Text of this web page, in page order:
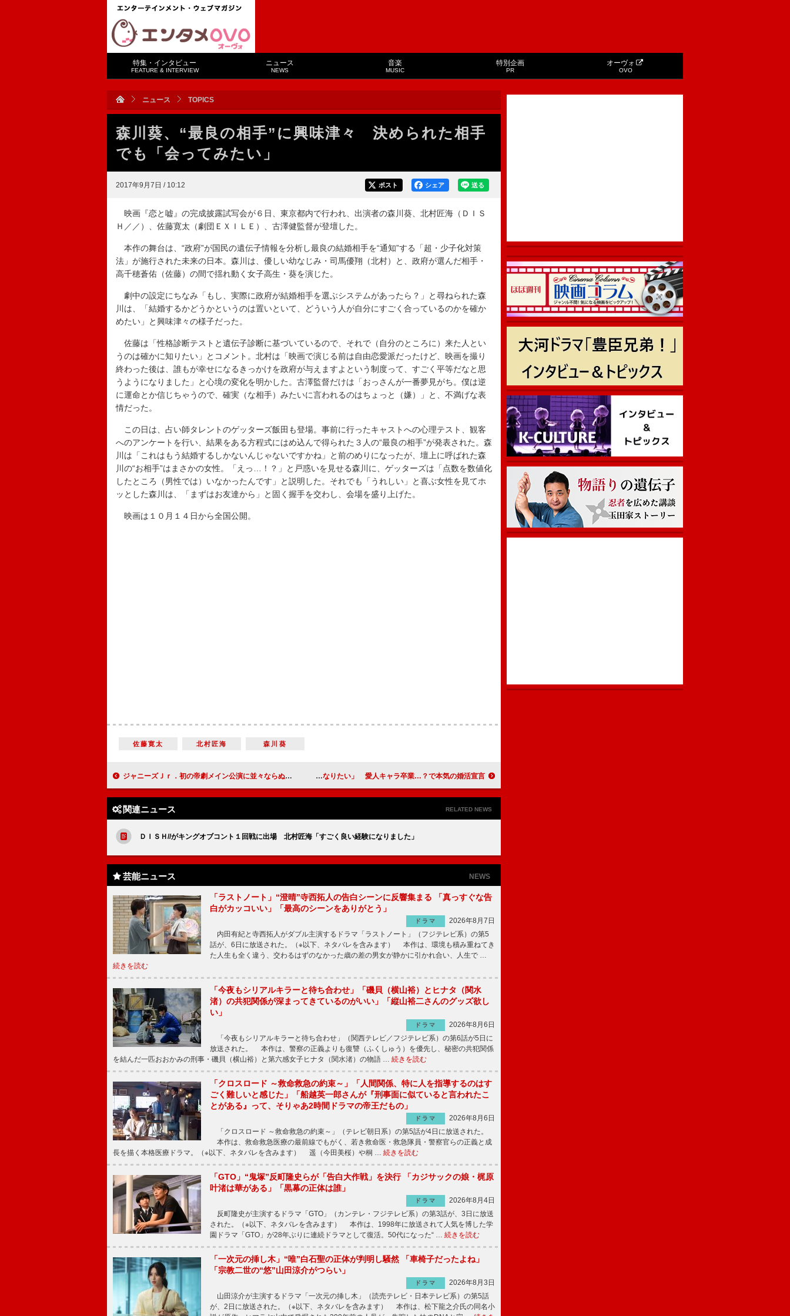
特集・インタビュー
FEATURE & INTERVIEW
ニュース
NEWS
音楽
MUSIC
特別企画
PR
オーヴォ
OVO
ニュース TOPICS
森川葵、“最良の相手”に興味津々 決められた相手
でも「会ってみたい」
2017年9月7日 / 10:12 送る
シェア
ポスト
映画『恋と嘘』の完成披露試写会が６日、東京都内で行われ、出演者の森川葵、北村匠海（ＤＩＳ
Ｈ／／）、佐藤寛太（劇団ＥＸＩＬＥ）、古澤健監督が登壇した。
本作の舞台は、“政府”が国民の遺伝子情報を分析し最良の結婚相手を“通知”する「超・少子化対策
法」が施行された未来の日本。森川は、優しい幼なじみ・司馬優翔（北村）と、政府が選んだ相手・
高千穂蒼佑（佐藤）の間で揺れ動く女子高生・葵を演じた。
劇中の設定にちなみ「もし、実際に政府が結婚相手を選ぶシステムがあったら？」と尋ねられた森
川は、「結婚するかどうかというのは置いといて、どういう人が自分にすごく合っているのかを確か
めたい」と興味津々の様子だった。
佐藤は「性格診断テストと遺伝子診断に基づいているので、それで（自分のところに）来た人とい
うのは確かに知りたい」とコメント。北村は「映画で演じる前は自由恋愛派だったけど、映画を撮り
終わった後は、誰もが幸せになるきっかけを政府が与えますよという制度って、すごく平等だなと思
うようになりました」と心境の変化を明かした。古澤監督だけは「おっさんが一番夢見がち。僕は逆
に運命とか信じちゃうので、確実（な相手）みたいに言われるのはちょっと（嫌）」と、不満げな表
情だった。
この日は、占い師タレントのゲッターズ飯田も登場。事前に行ったキャストへの心理テスト、観客
へのアンケートを行い、結果をある方程式にはめ込んで得られた３人の“最良の相手”が発表された。森
川は「これはもう結婚するしかないんじゃないですかね」と前のめりになったが、壇上に呼ばれた森
川の“お相手”はまさかの女性。「えっ…！？」と戸惑いを見せる森川に、ゲッターズは「点数を数値化
したところ（男性では）いなかったんです」と説明した。それでも「うれしい」と喜ぶ女性を見てホ
ッとした森川は、「まずはお友達から」と固く握手を交わし、会場を盛り上げた。
映画は１０月１４日から全国公開。
佐藤寛太 北村匠海 森川葵
ジャニーズＪｒ．初の帝劇メイン公演に並々ならぬ意気込み Ｍｒ．ＫＩＮＧ平野紫耀、「日々成長できる舞台に」 橋本マナミ「本音はママになりたい」 愛人キャラ卒業…？で本気の婚活宣言
関連ニュース RELATED NEWS
ＤＩＳＨ//がキングオブコント１回戦に出場 北村匠海「すごく良い経験になりました」
芸能ニュース NEWS
「ラストノート」“澄晴”寺西拓人の告白シーンに反響集まる 「真っすぐな告
白がカッコいい」「最高のシーンをありがとう」
ドラマ
2026年8月7日
内田有紀と寺西拓人がダブル主演するドラマ「ラストノート」（フジテレビ系）の第5
話が、6日に放送された。（※以下、ネタバレを含みます） 本作は、環境も積み重ねてき
た人生も全く違う、交わるはずのなかった歳の差の男女が静かに引かれ合い、人生で …
続きを読む
「今夜もシリアルキラーと待ち合わせ」「磯貝（横山裕）とヒナタ（関水
渚）の共犯関係が深まってきているのがいい」「縦山裕二さんのグッズ欲し
い」
ドラマ
2026年8月6日
「今夜もシリアルキラーと待ち合わせ」（関西テレビ／フジテレビ系）の第6話が5日に
放送された。 本作は、警察の正義よりも復讐（ふくしゅう）を優先し、秘密の共犯関係
を結んだ一匹おおかみの刑事・磯貝（横山裕）と第六感女子ヒナタ（関水渚）の物語 … 続きを読む
「クロスロード ～救命救急の約束～」「人間関係、特に人を指導するのはす
ごく難しいと感じた」「船越英一郎さんが『刑事面に似ていると言われたこ
とがある』って、そりゃあ2時間ドラマの帝王だもの」
ドラマ
2026年8月6日
「クロスロード ～救命救急の約束～」（テレビ朝日系）の第5話が4日に放送された。
本作は、救命救急医療の最前線でもがく、若き救命医・救急隊員・警察官らの正義と成
長を描く本格医療ドラマ。（※以下、ネタバレを含みます） 遥（今田美桜）や桐 … 続きを読む
「GTO」“鬼塚”反町隆史らが「告白大作戦」を決行 「カジサックの娘・梶原
叶渚は華がある」「黒幕の正体は誰」
ドラマ
2026年8月4日
反町隆史が主演するドラマ「GTO」（カンテレ・フジテレビ系）の第3話が、3日に放送
された。（※以下、ネタバレを含みます） 本作は、1998年に放送されて人気を博した学
園ドラマ「GTO」が28年ぶりに連続ドラマとして復活。50代になった“ … 続きを読む
「一次元の挿し木」“唯”白石聖の正体が判明し騒然 「車椅子だったよね」
「宗教二世の“悠”山田涼介がつらい」
ドラマ
2026年8月3日
山田涼介が主演するドラマ「一次元の挿し木」（読売テレビ・日本テレビ系）の第5話
が、2日に放送された。（※以下、ネタバレを含みます） 本作は、松下龍之介氏の同名小